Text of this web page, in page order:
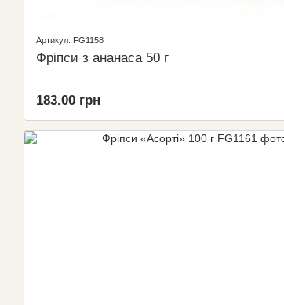
Артикул: FG1158
Фріпси з ананаса 50 г
183.00 грн